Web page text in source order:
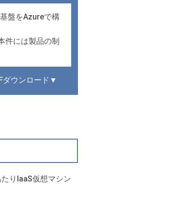
盤をAzureで構
件には製品の制
ダウンロード▼
りIaaS仮想マシン